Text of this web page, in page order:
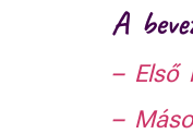
A
– Első
–